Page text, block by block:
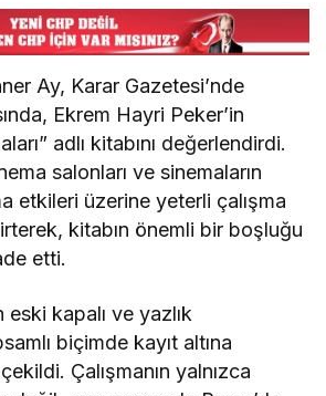
Ay, Karar Gazetesi’nde
Ekrem Hayri Peker’in
adlı kitabını değerlendirdi.
salonları ve sinemaların
etkileri üzerine yeterli çalışma
kitabın önemli bir boşluğu
etti.
eski kapalı ve yazlık
biçimde kayıt altına
Çalışmanın yalnızca